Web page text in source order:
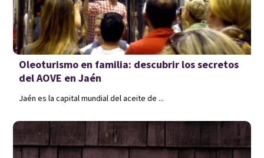
Oleoturismo en familia: descubrir los secretos
del AOVE en Jaén
Jaén es la capital mundial del aceite de ...